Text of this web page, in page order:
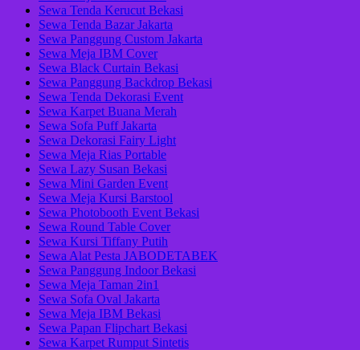
Sewa Tenda Kerucut Bekasi
Sewa Tenda Bazar Jakarta
Sewa Panggung Custom Jakarta
Sewa Meja IBM Cover
Sewa Black Curtain Bekasi
Sewa Panggung Backdrop Bekasi
Sewa Tenda Dekorasi Event
Sewa Karpet Buana Merah
Sewa Sofa Puff Jakarta
Sewa Dekorasi Fairy Light
Sewa Meja Rias Portable
Sewa Lazy Susan Bekasi
Sewa Mini Garden Event
Sewa Meja Kursi Barstool
Sewa Photobooth Event Bekasi
Sewa Round Table Cover
Sewa Kursi Tiffany Putih
Sewa Alat Pesta JABODETABEK
Sewa Panggung Indoor Bekasi
Sewa Meja Taman 2in1
Sewa Sofa Oval Jakarta
Sewa Meja IBM Bekasi
Sewa Papan Flipchart Bekasi
Sewa Karpet Rumput Sintetis